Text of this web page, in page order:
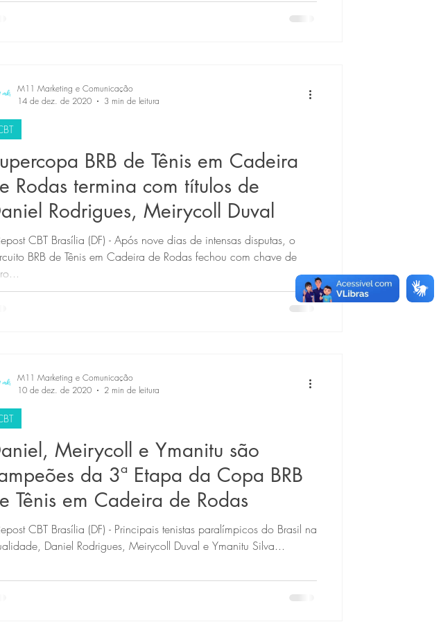
BRB de Tênis em Cadeira
Rodas termina com títulos de
Rodrigues, Meirycoll Duval
CBT Brasília (DF) - Após nove dias de intensas disputas, o
BRB de Tênis em Cadeira de Rodas fechou com chave de
M11 Marketing e Comunicação
14 de dez. de 2020
3 min de leitura
Meirycoll e Ymanitu são
da 3ª Etapa da Copa BRB
Tênis em Cadeira de Rodas
CBT Brasília (DF) - Principais tenistas paralímpicos do Brasil na
Daniel Rodrigues, Meirycoll Duval e Ymanitu Silva...
M11 Marketing e Comunicação
10 de dez. de 2020
2 min de leitura